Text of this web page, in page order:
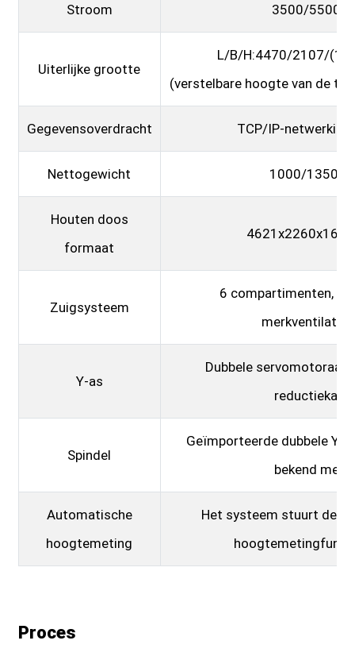
Stroom 3500/5500W
Uiterlijke grootte
L/B/H:4470/2107/
(verstelbare hoogte van de
Gegevensoverdracht TCP/IP-
Nettogewicht 1000/1350 kg
Houten doos
formaat
Zuigsysteem
6 compartimenten,
Y-as
Dubbele
reductiekast
Spindel
Geïmporteerde dubbele Y-
bekend merk
Automatische
hoogtemeting
Het systeem stuurt de
Proces